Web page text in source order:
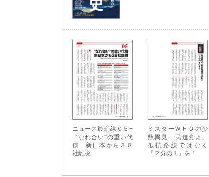
ニュース最前線０５−
−“なれ合い”の重い代
償 新日本から３８
社離脱
ミスターＷＨＯの少
数異見−−民進党よ、
抵抗路線ではなく
「２分の１」を！